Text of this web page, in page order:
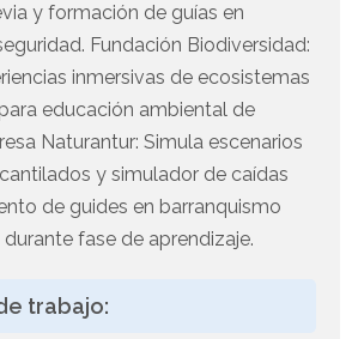
y formación de guías en
Fundación Biodiversidad:
inmersivas de ecosistemas
educación ambiental de
Naturantur: Simula escenarios
y simulador de caídas
de guides en barranquismo
fase de aprendizaje.
trabajo: